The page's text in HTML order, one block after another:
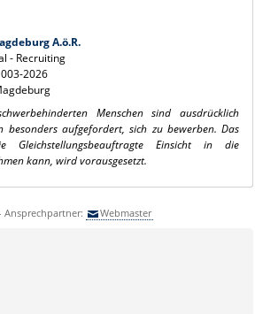
A.ö.R.
- Recruiting
2026
Menschen sind ausdrücklich
besonders aufgefordert, sich zu bewerben. Das
Gleichstellungsbeauftragte Einsicht in die
kann, wird vorausgesetzt.
Ansprechpartner: Webmaster